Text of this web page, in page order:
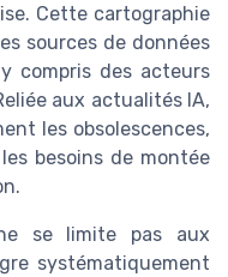
Cette cartographie
sources de données
compris des acteurs
aux actualités IA,
les obsolescences,
besoins de montée
se limite pas aux
systématiquement